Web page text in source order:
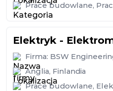
Prace budowlane,
Elektryk -
Firma: BSW
Anglia, Finlandia
Prace budowlane,